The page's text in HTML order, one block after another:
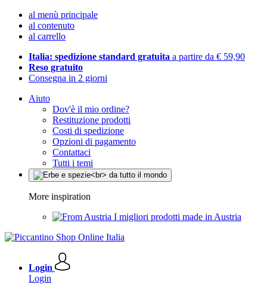
al menù principale
al contenuto
al carrello
Italia: spedizione standard gratuita a partire da € 59,90
Reso gratuito
Consegna in 2 giorni
Aiuto
Dov'è il mio ordine?
Restituzione prodotti
Costi di spedizione
Opzioni di pagamento
Contattaci
Tutti i temi
More inspiration
I migliori prodotti made in Austria
Login
Login